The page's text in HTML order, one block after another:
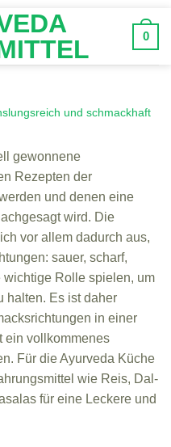
0
und schmackhaft
gewonnene
Rezepten der
und denen eine
wird. Die
vor allem dadurch aus,
sauer, scharf,
Rolle spielen, um
halten. Es ist daher
in einer
ein vollkommenes
Für die Ayurveda Küche
wie Reis, Dal-
für eine Leckere und